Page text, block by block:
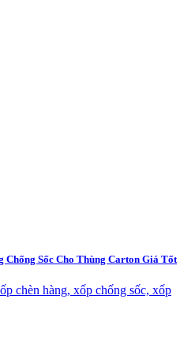
Chống Sốc Cho Thùng Carton Giá Tốt
chèn hàng, xốp chống sốc, xốp